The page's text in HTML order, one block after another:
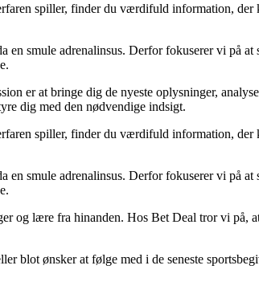
spiller, finder du værdifuld information,
smule adrenalinsus. Derfor fokuserer vi på at
er at bringe dig de nyeste oplysninger,
dig med den nødvendige indsigt.
spiller, finder du værdifuld information,
smule adrenalinsus. Derfor fokuserer vi på at
og lære fra hinanden. Hos Bet Deal tror vi på,
blot ønsker at følge med i de seneste